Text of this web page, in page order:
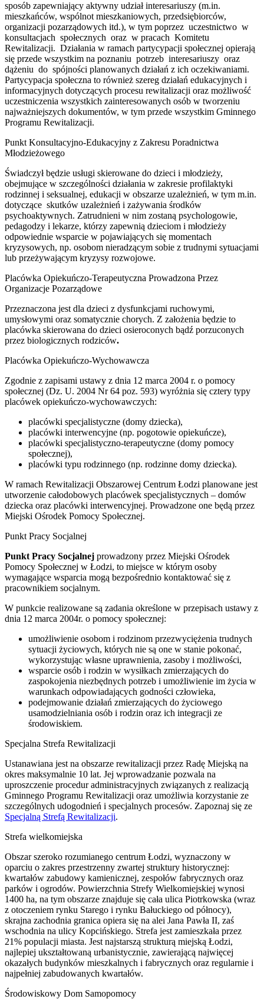
sposób zapewniający aktywny udział interesariuszy (m.in.
mieszkańców, wspólnot mieszkaniowych, przedsiębiorców,
organizacji pozarządowych itd.), w tym poprzez uczestnictwo w
konsultacjach społecznych oraz w pracach Komitetu
Rewitalizacji. Działania w ramach partycypacji społecznej opierają
się przede wszystkim na poznaniu potrzeb interesariuszy oraz
dążeniu do spójności planowanych działań z ich oczekiwaniami.
Partycypacja społeczna to również szereg działań edukacyjnych i
informacyjnych dotyczących procesu rewitalizacji oraz możliwość
uczestniczenia wszystkich zainteresowanych osób w tworzeniu
najważniejszych dokumentów, w tym przede wszystkim Gminnego
Programu Rewitalizacji.
Punkt Konsultacyjno-Edukacyjny z Zakresu Poradnictwa
Młodzieżowego
Świadczył będzie usługi skierowane do dzieci i młodzieży,
obejmujące w szczególności działania w zakresie profilaktyki
rodzinnej i seksualnej, edukacji w obszarze uzależnień, w tym m.in.
dotyczące skutków uzależnień i zażywania środków
psychoaktywnych. Zatrudnieni w nim zostaną psychologowie,
pedagodzy i lekarze, którzy zapewnią dzieciom i młodzieży
odpowiednie wsparcie w pojawiających się momentach
kryzysowych, np. osobom nieradzącym sobie z trudnymi sytuacjami
lub przeżywającym kryzysy rozwojowe.
Placówka Opiekuńczo-Terapeutyczna Prowadzona Przez
Organizacje Pozarządowe
Przeznaczona jest dla dzieci z dysfunkcjami ruchowymi,
umysłowymi oraz somatycznie chorych. Z założenia będzie to
placówka skierowana do dzieci osieroconych bądź porzuconych
przez biologicznych rodziców.
Placówka Opiekuńczo-Wychowawcza
Zgodnie z zapisami ustawy z dnia 12 marca 2004 r. o pomocy
społecznej (Dz. U. 2004 Nr 64 poz. 593) wyróżnia się cztery typy
placówek opiekuńczo-wychowawczych:
placówki specjalistyczne (domy dziecka),
placówki interwencyjne (np. pogotowie opiekuńcze),
placówki specjalistyczno-terapeutyczne (domy pomocy
społecznej),
placówki typu rodzinnego (np. rodzinne domy dziecka).
W ramach Rewitalizacji Obszarowej Centrum Łodzi planowane jest
utworzenie całodobowych placówek specjalistycznych – domów
dziecka oraz placówki interwencyjnej. Prowadzone one będą przez
Miejski Ośrodek Pomocy Społecznej.
Punkt Pracy Socjalnej
Punkt Pracy Socjalnej prowadzony przez Miejski Ośrodek
Pomocy Społecznej w Łodzi, to miejsce w którym osoby
wymagające wsparcia mogą bezpośrednio kontaktować się z
pracownikiem socjalnym.
W punkcie realizowane są zadania określone w przepisach ustawy z
dnia 12 marca 2004r. o pomocy społecznej:
umożliwienie osobom i rodzinom przezwyciężenia trudnych
sytuacji życiowych, których nie są one w stanie pokonać,
wykorzystując własne uprawnienia, zasoby i możliwości,
wsparcie osób i rodzin w wysiłkach zmierzających do
zaspokojenia niezbędnych potrzeb i umożliwienie im życia w
warunkach odpowiadających godności człowieka,
podejmowanie działań zmierzających do życiowego
usamodzielniania osób i rodzin oraz ich integracji ze
środowiskiem.
Specjalna Strefa Rewitalizacji
Ustanawiana jest na obszarze rewitalizacji przez Radę Miejską na
okres maksymalnie 10 lat. Jej wprowadzanie pozwala na
uproszczenie procedur administracyjnych związanych z realizacją
Gminnego Programu Rewitalizacji oraz umożliwia korzystanie ze
szczególnych udogodnień i specjalnych procesów. Zapoznaj się ze
Specjalną Strefą Rewitalizacji.
Strefa wielkomiejska
Obszar szeroko rozumianego centrum Łodzi, wyznaczony w
oparciu o zakres przestrzenny zwartej struktury historycznej:
kwartałów zabudowy kamienicznej, zespołów fabrycznych oraz
parków i ogrodów. Powierzchnia Strefy Wielkomiejskiej wynosi
1400 ha, na tym obszarze znajduje się cała ulica Piotrkowska (wraz
z otoczeniem rynku Starego i rynku Bałuckiego od północy),
skrajna zachodnia granica opiera się na alei Jana Pawła II, zaś
wschodnia na ulicy Kopcińskiego. Strefa jest zamieszkała przez
21% populacji miasta. Jest najstarszą strukturą miejską Łodzi,
najlepiej ukształtowaną urbanistycznie, zawierającą najwięcej
okazałych budynków mieszkalnych i fabrycznych oraz regularnie i
najpełniej zabudowanych kwartałów.
Środowiskowy Dom Samopomocy